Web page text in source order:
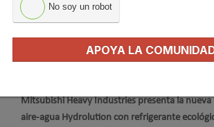
Mitsubishi Heavy Industries presenta la nueva
aire-agua Hydrolution con refrigerante
No soy un robot
APOYA LA